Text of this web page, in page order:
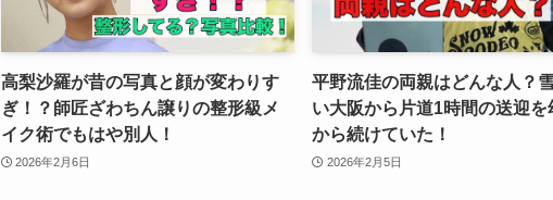
高梨沙羅が昔の写真と顔が変わりす
ぎ！？師匠ざわちん譲りの整形級メ
イク術でもはや別人！
2026年2月6日
平野流佳の両親はどんな人？
い大阪から片道1時間の送迎を
から続けていた！
2026年2月5日